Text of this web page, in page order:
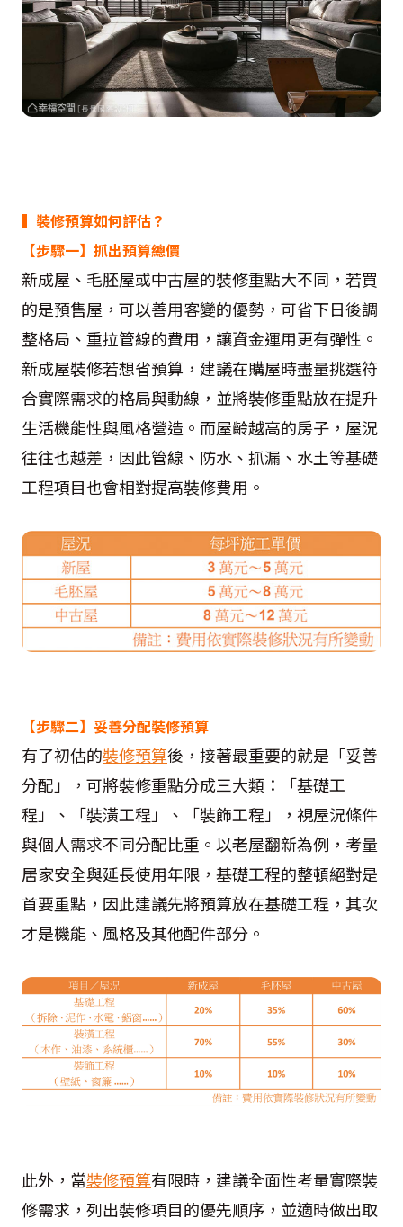
▍裝修預算如何評估？
【步驟一】抓出預算總價
新成屋、毛胚屋或中古屋的裝修重點大不同，若買
的是預售屋，可以善用客變的優勢，可省下日後調
整格局、重拉管線的費用，讓資金運用更有彈性。
新成屋裝修若想省預算，建議在購屋時盡量挑選符
合實際需求的格局與動線，並將裝修重點放在提升
生活機能性與風格營造。而屋齡越高的房子，屋況
往往也越差，因此管線、防水、抓漏、水土等基礎
工程項目也會相對提高裝修費用。
【步驟二】妥善分配裝修預算
有了初估的裝修預算後，接著最重要的就是「妥善
分配」，可將裝修重點分成三大類：「基礎工
程」、「裝潢工程」、「裝飾工程」，視屋況條件
與個人需求不同分配比重。以老屋翻新為例，考量
居家安全與延長使用年限，基礎工程的整頓絕對是
首要重點，因此建議先將預算放在基礎工程，其次
才是機能、風格及其他配件部分。
此外，當裝修預算有限時，建議全面性考量實際裝
修需求，列出裝修項目的優先順序，並適時做出取